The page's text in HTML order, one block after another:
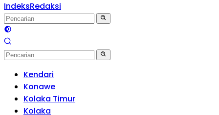
IndeksRedaksi
Kendari
Konawe
Kolaka Timur
Kolaka